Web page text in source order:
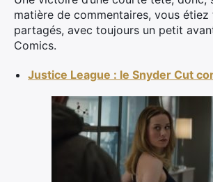
matière de commentaires, vous étiez
partagés, avec toujours un petit
Comics.
Justice League : le Snyder Cut